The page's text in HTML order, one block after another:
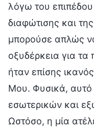
λόγω του
διαφώτισης και
μπορούσε απλώς
οξυδέρκεια για
ήταν επίσης
Μου. Φυσικά, αυτό
εσωτερικών και
Ωστόσο, η μία